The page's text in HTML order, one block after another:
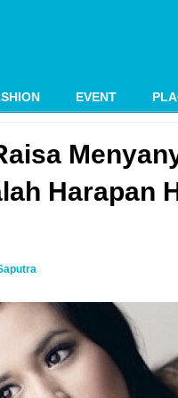
EVENT
Harapan